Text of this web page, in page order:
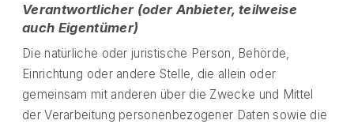
Verantwortlicher (oder Anbieter, teilweise
auch Eigentümer)
Die natürliche oder juristische Person, Behörde,
Einrichtung oder andere Stelle, die allein oder
gemeinsam mit anderen über die Zwecke und Mittel
der Verarbeitung personenbezogener Daten sowie die